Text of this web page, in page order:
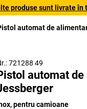
produse sunt livrate
automat de
721288 49
automat
pentru camioane